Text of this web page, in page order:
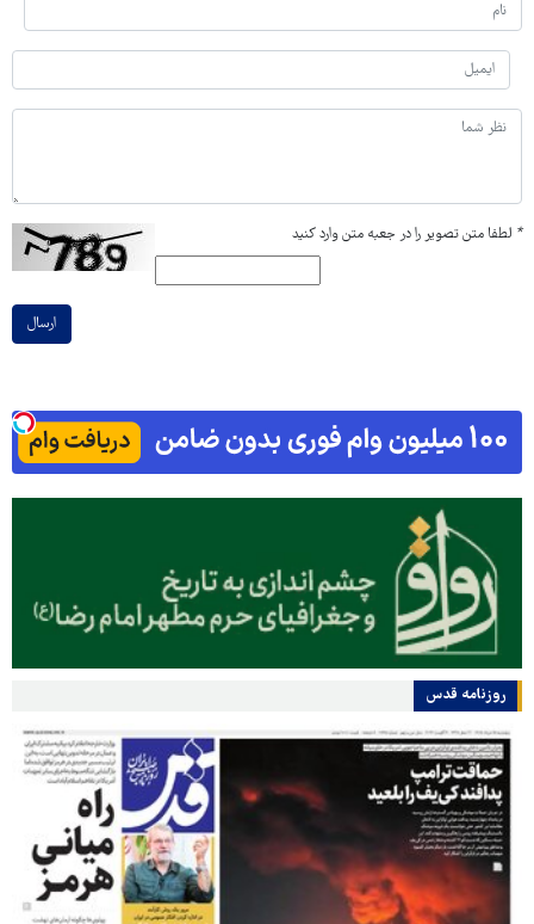
* لطفا متن تصویر را در جعبه متن وارد کنید
ارسال
روزنامه قدس